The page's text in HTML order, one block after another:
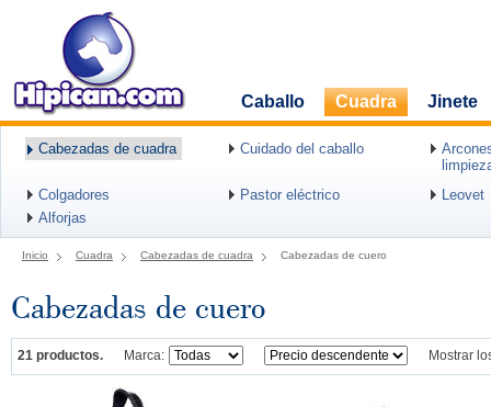
Caballo Cuadra Jinete
Cabezadas de cuadra Cuidado del caballo
Colgadores
Pastor eléctrico
Leovet
Alforjas
Inicio Cuadra Cabezadas de cuadra Cabezadas de cuero
Cabezadas de cuero
21 productos. Marca: Mostrar